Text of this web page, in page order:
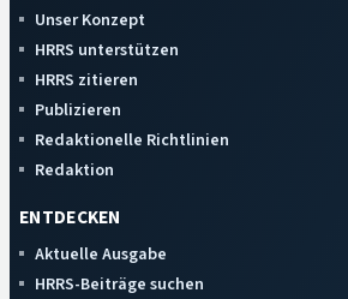
Unser Konzept
HRRS unterstützen
HRRS zitieren
Publizieren
Redaktionelle Richtlinien
Redaktion
ENTDECKEN
Aktuelle Ausgabe
HRRS-Beiträge suchen